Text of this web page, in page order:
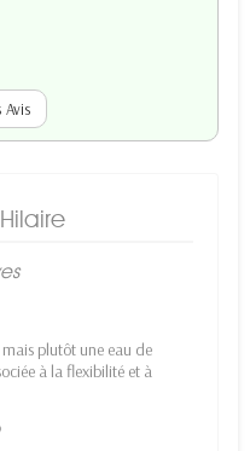
Avis
mais plutôt une eau de
à la flexibilité et à